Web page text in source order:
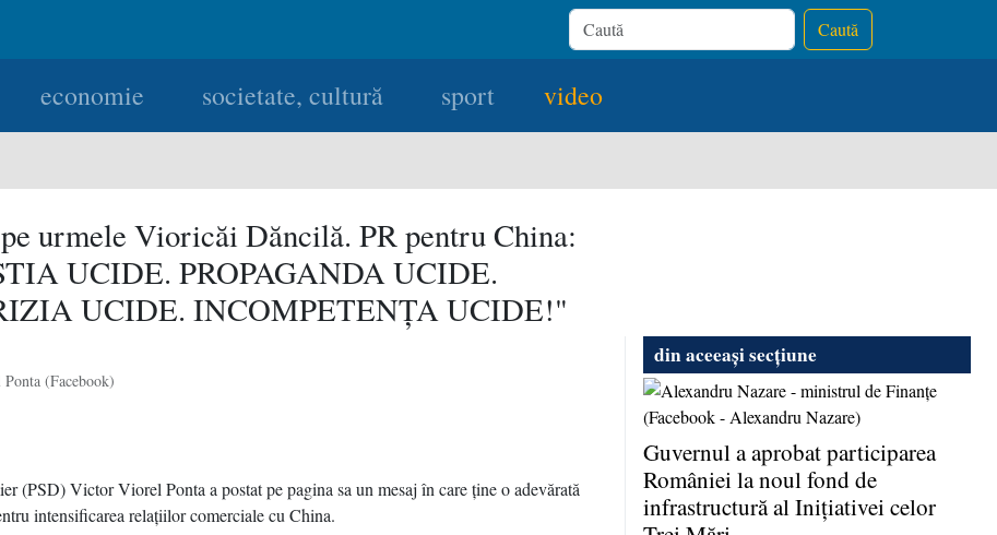
Caută
economie societate, cultură sport video
urmele Vioricăi Dăncilă. PR pentru China:
UCIDE. PROPAGANDA UCIDE.
UCIDE. INCOMPETENŢA UCIDE!"
(Facebook)
(PSD) Victor Viorel Ponta a postat pe pagina sa un mesaj în care ţine o adevărată
intensificarea relaţiilor comerciale cu China.
din aceeași secțiune
Guvernul a aprobat participarea
României la noul fond de
infrastructură al Iniţiativei celor